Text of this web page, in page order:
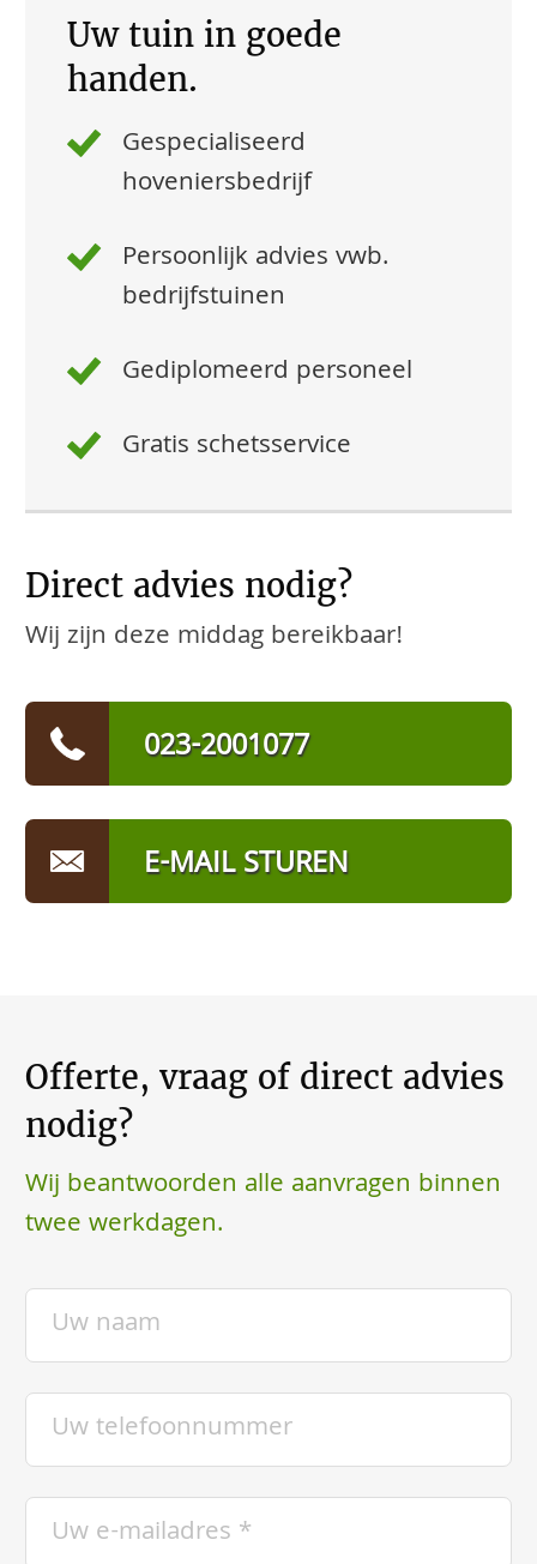
Uw tuin in goede
handen.
Gespecialiseerd
hoveniersbedrijf
Persoonlijk advies vwb.
bedrijfstuinen
Gediplomeerd personeel
Gratis schetsservice
Direct advies nodig?
Wij zijn deze middag bereikbaar!
023-2001077
E-MAIL STUREN
Offerte, vraag of direct advies
nodig?
Wij beantwoorden alle aanvragen binnen
twee werkdagen.